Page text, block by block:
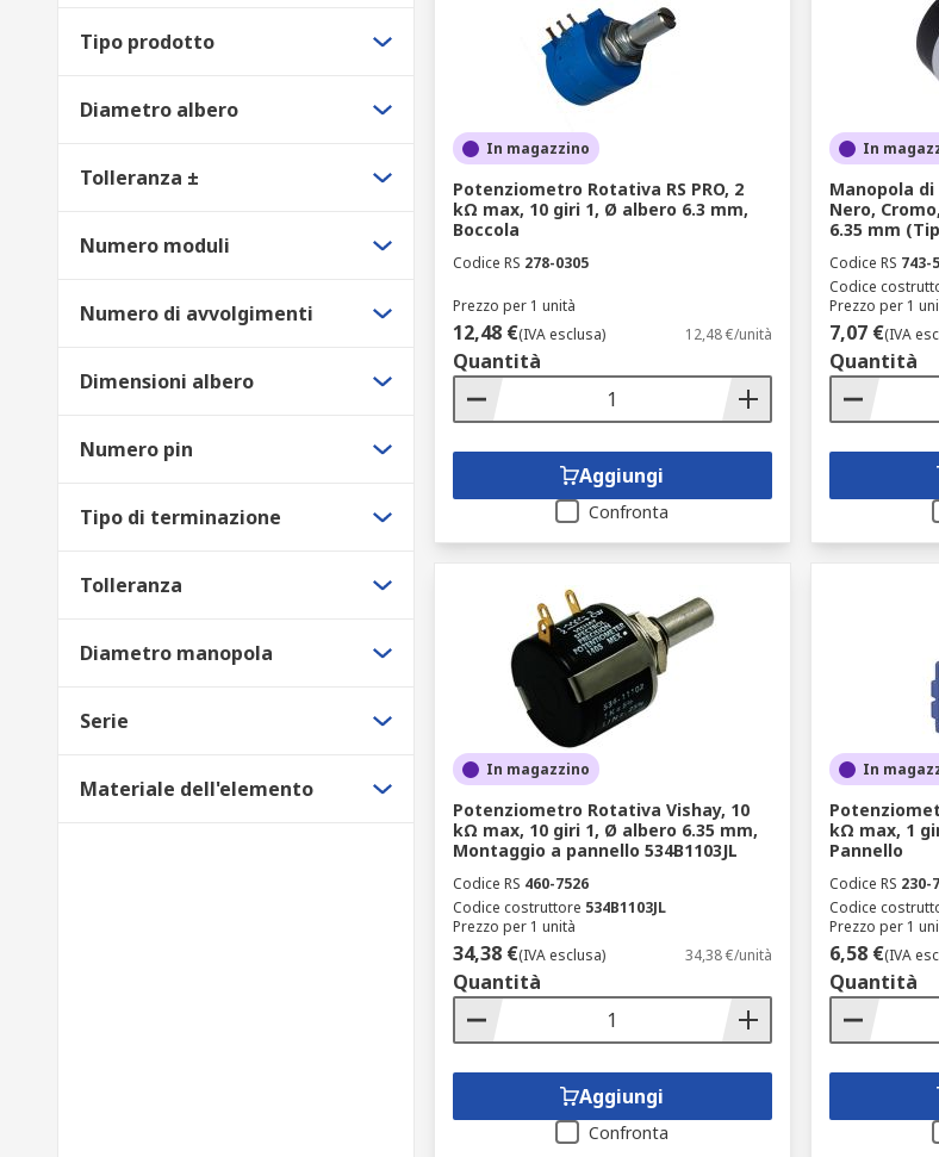
Tipo prodotto
Diametro albero
Tolleranza ±
Numero moduli
Numero di avvolgimenti
Dimensioni albero
Numero pin
Tipo di terminazione
Tolleranza
Diametro manopola
Serie
Materiale dell'elemento
In magazzino
Potenziometro Rotativa RS PRO, 2
kΩ max, 10 giri 1, Ø albero 6.3 mm,
Boccola
Codice RS 278-0305
Prezzo per 1 unità
12,48 €(IVA esclusa) 12,48 €/unità
Quantità
Aggiungi
Confronta
In
Manopola
Nero,
6.35 mm
Codice RS 743-
Codice
Prezzo per 1
7,07 €(IVA
Quantità
In magazzino
Potenziometro Rotativa Vishay, 10
kΩ max, 10 giri 1, Ø albero 6.35 mm,
Montaggio a pannello 534B1103JL
Codice RS 460-7526
Codice costruttore 534B1103JL
Prezzo per 1 unità
34,38 €(IVA esclusa) 34,38 €/unità
Quantità
Aggiungi
Confronta
In
kΩ max, 1
Pannello
Codice RS 230-
Codice
Prezzo per 1
6,58 €(IVA
Quantità